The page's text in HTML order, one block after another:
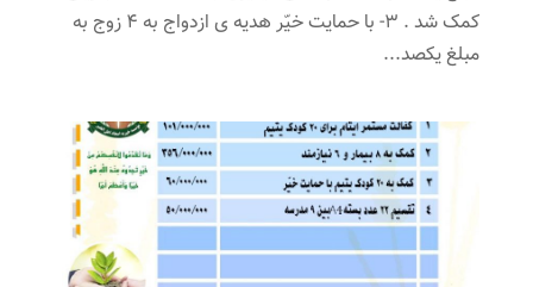
کمک شد . 3- با حمایت خیّر هدیه ی ازدواج به 4 زوج به
مبلغ یکصد...